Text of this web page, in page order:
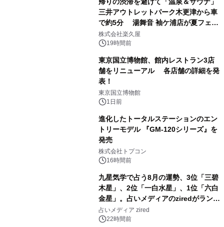
三井アウトレットパーク木更津から車
で約5分 湯舞音 袖ケ浦店が夏フェア
メニューを提供
株式会社楽久屋
19時間前
東京国立博物館、館内レストラン3店
舗をリニューアル 各店舗の詳細を発
表！
東京国立博物館
1日前
進化したトータルステーションのエン
トリーモデル 『GM-120シリーズ』を
発売
株式会社トプコン
16時間前
九星気学で占う8月の運勢、3位「三碧
木星」、2位「一白水星」、1位「六白
金星」。占いメディアのziredがランキ
ングを発表
占いメディア zired
22時間前